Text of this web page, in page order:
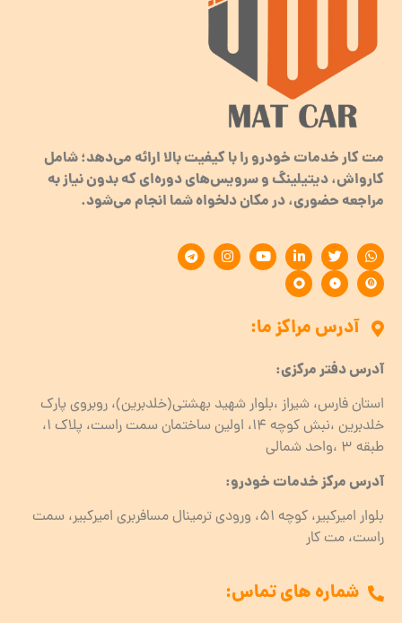
مت کار خدمات خودرو را با کیفیت بالا ارائه می‌دهد؛ شامل
کارواش، دیتیلینگ و سرویس‌های دوره‌ای که بدون نیاز به
مراجعه حضوری، در مکان دلخواه شما انجام می‌شود.
آدرس مراکز ما:
آدرس دفتر مرکزی:
استان فارس، شیراز ،بلوار شهید بهشتی(خلدبرین)، روبروی پارک
خلدبرین ،نبش کوچه ۱۴، اولین ساختمان سمت راست، پلاک 1،
طبقه ۳ ،واحد شمالی
آدرس مرکز خدمات خودرو:
بلوار امیرکبیر، کوچه 51، ورودی ترمینال مسافربری امیرکبیر، سمت
راست، مت کار
شماره های تماس: